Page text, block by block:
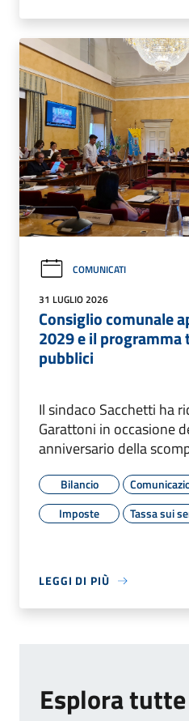
COMUNICATI
31 LUGLIO 2026
Consiglio comunale
2029 e il
pubblici
Il sindaco Sacchetti ha
Garattoni in occasione
anniversario della
Bilancio
Imposte
Tassa sui
LEGGI DI PIÙ
Esplora